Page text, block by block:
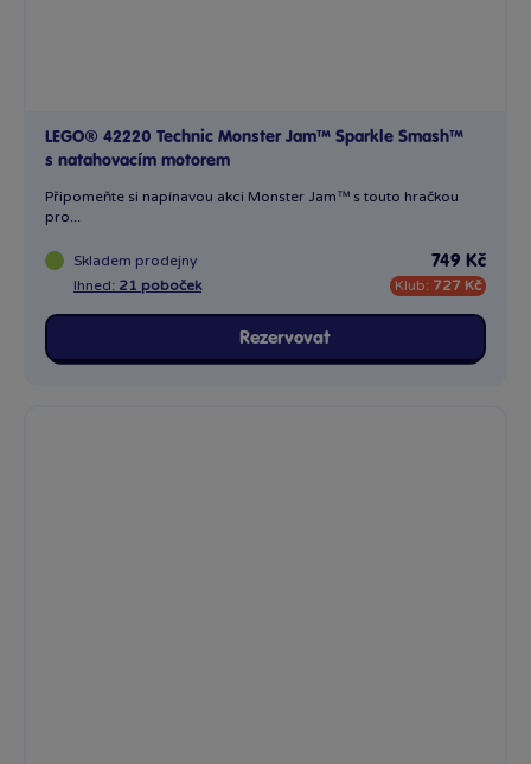
LEGO® 42220 Technic Monster Jam™ Sparkle Smash™
s natahovacím motorem
Připomeňte si napínavou akci Monster Jam™ s touto hračkou
pro...
Skladem prodejny
Ihned: 21 poboček
749 Kč
Klub: 727 Kč
Rezervovat